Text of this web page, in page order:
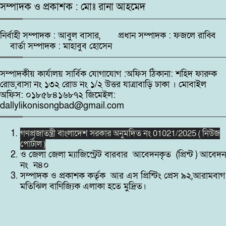
ফটিকছড়িতে ‘তাজকিয়া হেলথ
ক্যাম্প-২০২৬’, প্রায় ৭০০ জনের
ঝিনাইদহের কালীগঞ্জে সরকারি অনুদানের
চেক বিতরণ
৮
পলাশবাড়ীতে প্রথম শ্রেণির শিক্ষার্থীর পেট
মুচড়ে ও বেঞ্চে শুইয়ে নির্যাতনের
অভিযোগ শিক্ষক মিথুনের বিরুদ্ধে
৯
উপকূলের মানুষের পাশে কোস্টগার্ড:
শরণখোলায় ২৫৫ জনকে বিনামূল্যে
চিকিৎসা সেবা ও ওষুধ বিতরণ।
১০
সম্পাদক ও প্রকাশক : মোঃ রানা আহমেদ
নির্বাহী সম্পাদক : আবুল বাসার, প্রধান সম্পাদক : ফজলে রাব্বি
বার্তা সম্পাদক : মাহাবুব হোসেন
সম্পাদকীয় কার্যালয় সার্বিক যোগাযোগ :অফিস ঠিকানা: শহিদ ফারুক
রোড,বাসা নং ১৩২ রোড নং ১/২ উত্তর যাত্রাবাড়ি ঢাকা । মোবাইল
অফিস: ০১৮৫৮৪১৬৮৭২ জিমেইল:
dallylikonisongbad@gmail.com
গণপ্রজাতন্ত্রী বাংলাদেশ সরকার অনুমদিত নং 01021/2025 ( নিউজ
পোর্টাল )
ও জেলা জেলা ম্যাজিস্ট্রেট বারবার আবেদনকৃত (প্রিন্ট ) আবেদন
নং ন৪০
সম্পাদক ও প্রকাশক কর্তৃক আর এস প্রিন্টিং প্রেস ৯২,আরামবাগ
মতিঝিল বাণিজ্যিক এলাকা হতে মুদ্রিত।